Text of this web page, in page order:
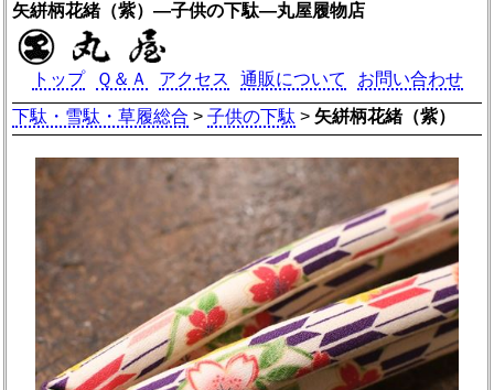
矢絣柄花緒（紫）―子供の下駄―丸屋履物店
トップ Ｑ＆Ａ アクセス 通販について
お問い合わせ
下駄・雪駄・草履総合 >子供の下駄 > 矢絣柄花緒（紫）